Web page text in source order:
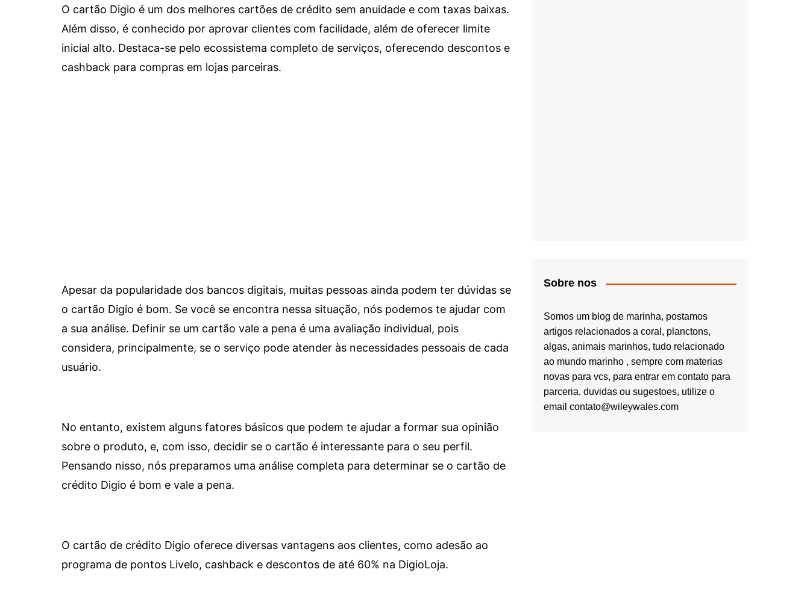
O cartão Digio é um dos melhores cartões de crédito sem anuidade e com taxas baixas.
Além disso, é conhecido por aprovar clientes com facilidade, além de oferecer limite
inicial alto. Destaca-se pelo ecossistema completo de serviços, oferecendo descontos e
cashback para compras em lojas parceiras.
Apesar da popularidade dos bancos digitais, muitas pessoas ainda podem ter dúvidas se
o cartão Digio é bom. Se você se encontra nessa situação, nós podemos te ajudar com
a sua análise. Definir se um cartão vale a pena é uma avaliação individual, pois
considera, principalmente, se o serviço pode atender às necessidades pessoais de cada
usuário.
No entanto, existem alguns fatores básicos que podem te ajudar a formar sua opinião
sobre o produto, e, com isso, decidir se o cartão é interessante para o seu perfil.
Pensando nisso, nós preparamos uma análise completa para determinar se o cartão de
crédito Digio é bom e vale a pena.
O cartão de crédito Digio oferece diversas vantagens aos clientes, como adesão ao
programa de pontos Livelo, cashback e descontos de até 60% na DigioLoja.
Sobre nos
Somos um blog de marinha, postamos
artigos relacionados a coral, planctons,
algas, animais marinhos, tudo relacionado
ao mundo marinho , sempre com materias
novas para vcs, para entrar em contato para
parceria, duvidas ou sugestoes, utilize o
email contato@wileywales.com